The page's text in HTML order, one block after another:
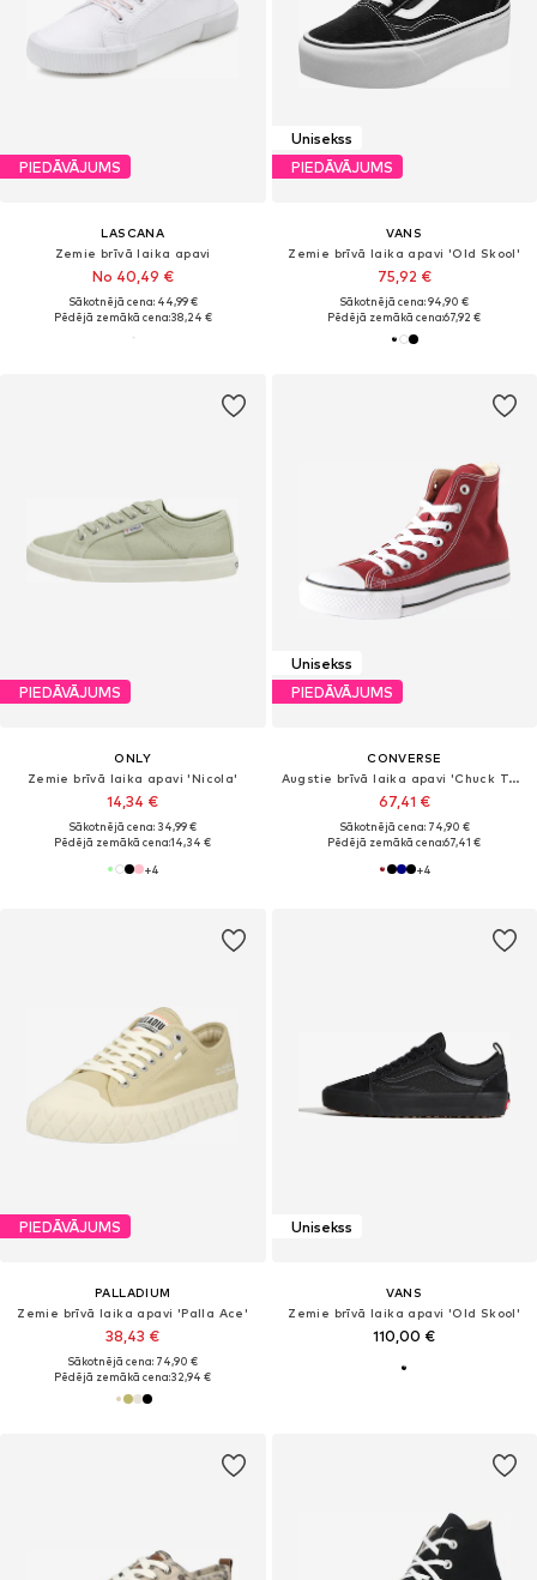
PIEDĀVĀJUMS
LASCANA
Zemie brīvā laika apavi
No 40,49 €
Sākotnējā cena: 44,99 €
Pēdējā zemākā cena:38,24 €
Unisekss
PIEDĀVĀJUMS
VANS
Zemie brīvā laika apavi 'Old Skool'
75,92 €
Sākotnējā cena: 94,90 €
Pēdējā zemākā cena:67,92 €
PIEDĀVĀJUMS
ONLY
Zemie brīvā laika apavi 'Nicola'
14,34 €
Sākotnējā cena: 34,99 €
Pēdējā zemākā cena:14,34 €
+4
Unisekss
PIEDĀVĀJUMS
CONVERSE
Augstie brīvā laika apavi 'Chuck Taylor All Star'
67,41 €
Sākotnējā cena: 74,90 €
Pēdējā zemākā cena:67,41 €
+4
PIEDĀVĀJUMS
PALLADIUM
Zemie brīvā laika apavi 'Palla Ace'
38,43 €
Sākotnējā cena: 74,90 €
Pēdējā zemākā cena:32,94 €
Unisekss
VANS
Zemie brīvā laika apavi 'Old Skool'
110,00 €